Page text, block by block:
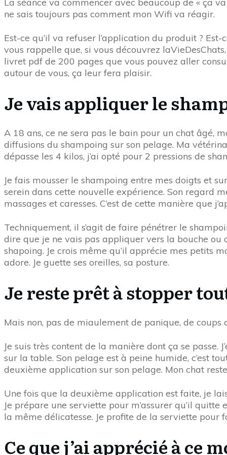
ne sais toujours pas comment mon Wifi va réagir.
Est-ce qu’il va refuser l’application du produit ?
vous rappelle que, si vous découvrez
livret pdf de 200 pages que vous pouvez aller
autour de vous, ça leur fera plaisir.
Je vais appliquer le
A 18 ans, ce ne sera pas le bain pour un chat âgé,
diffusions du shampoing sur son pelage. Ma
dépasse les 4 kilos, j’ai opté pour 2 pressions de
Je fais mousser le shampoing entre mes doigts et
serein dans cette nouvelle expérience. Son regard
massages et caresses. C’est de cette manière que
Techniquement, il s’agit de faire pénétrer le
dire que je ne vais pas appliquer vers la bouche ou
shapoing. Je crois même qu’il apprécie mes petits
adore. Je guette ses oreilles, sa posture.
Je reste prêt à stopper
Mais non, pas de miaulement de panique, de
Je suis très content de la manière dont ça se passe.
sur la table. Son pelage est à peine humide, c’est
deuxième application sur son pelage. Mon chat
Une fois que la deuxième application est faite, je
Je prépare une serviette pour m’assurer qu’il
la même délicatesse. Je profite de la serviette pour
Ce que j’ai apprécié à ce